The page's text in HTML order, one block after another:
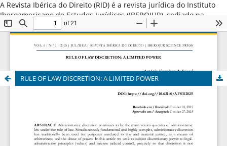
A Revista Ibérica do Direito (RID) é a revista jurídica do Instituto
Iberoamericano de Estudos Jurídicos (IBEROJUR), sediado na
Cidade do Porto, Portugal. Promove a difusão do conhecimento
jurídico iberoamericano nas variadas vertentes do Direito Público
e Direito Privado, valorizando estudos que destacam o direito
comparado iberoamericano ou aqueles originários dos países da
RULE OF LAW DISCRETION: A LIMITED POWER